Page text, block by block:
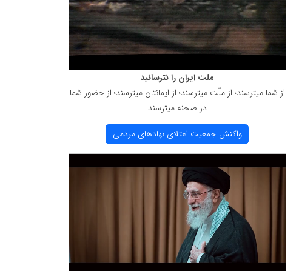
ملت ایران را نترسانید
از شما میترسند؛ از ملّت میترسند؛ از ایمانتان میترسند؛ از حضور شما
در صحنه میترسند
واكنش جمعیت اعتلای نهادهای مردمی